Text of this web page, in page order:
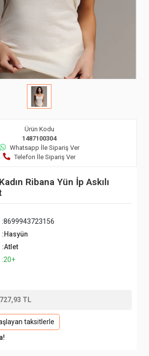
Ürün Kodu
1487100304
Whatsapp İle Sipariş Ver
Telefon İle Sipariş Ver
Ribana Yün İp Askılı
:8699943723156
:Hasyün
:Atlet
:20+
727,93 TL
taksitlerle